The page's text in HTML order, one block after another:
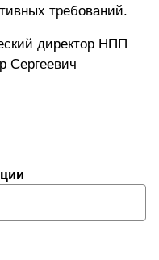
требований.
директор НПП
Сергеевич